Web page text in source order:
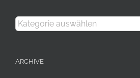
Kategorien
ARCHIVE